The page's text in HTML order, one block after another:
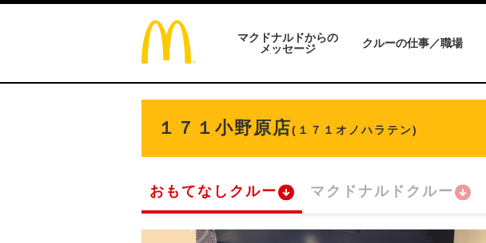
マクドナルドからの
メッセージ
クルーの仕事／職場
１７１小野原店(１７１オノハラテン)
おもてなしクルー マクドナルドクルー